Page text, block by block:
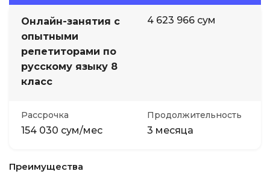
Онлайн-занятия с
опытными
репетиторами по
русскому языку 8
класс
4 623 966 сум
Рассрочка
154 030 сум/мес
Продолжительность
3 месяца
Преимущества